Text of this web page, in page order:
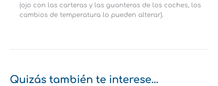
(ojo con las carteras y las guanteras de los coches, los
cambios de temperatura lo pueden alterar).
Quizás también te interese…